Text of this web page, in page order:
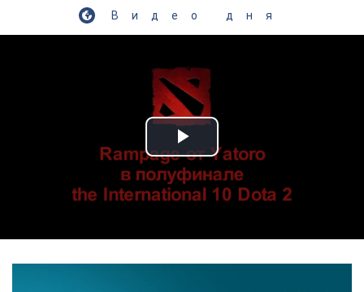
Видео дня
Play Video